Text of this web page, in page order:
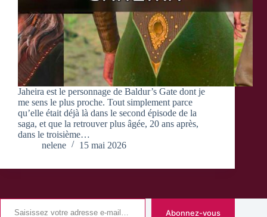
Jaheira est le personnage de Baldur’s Gate dont je
me sens le plus proche. Tout simplement parce
qu’elle était déjà là dans le second épisode de la
saga, et que la retrouver plus âgée, 20 ans après,
dans le troisième…
nelene
15 mai 2026
Saisissez votre adresse e-mail…
Abonnez-vous